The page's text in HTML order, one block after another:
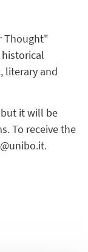
Thought"
literary and
it will be
To receive the